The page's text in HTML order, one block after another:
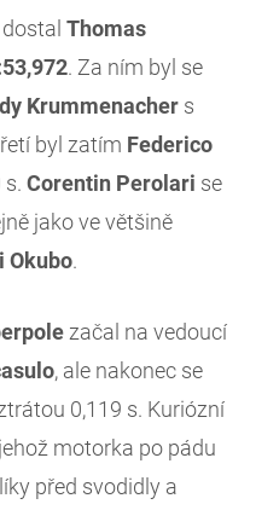
Thomas
. Za ním byl se
Krummenacher s
byl zatím Federico
s. Corentin Perolari se
jako ve většině
Okubo.
začal na vedoucí
, ale nakonec se
0,119 s. Kuriózní
motorka po pádu
před svodidly a